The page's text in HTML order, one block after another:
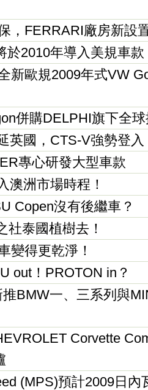
，FERRARI廠房新設
於2010年導入美規車款
新歐規2009年式VW
併購DELPHI旗下全
英國，CTS-V強勢登入
專心研發大型車款
澳洲市場時程！
Copen沒有後繼車？
社泰國植樹去！
變得更乾淨！
out！PROTON in？
BMW一、三系列與
Corvette
(MPS)預計2009日內